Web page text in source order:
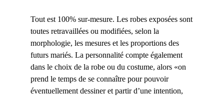
Tout est 100% sur-mesure. Les robes exposées sont
toutes retravaillées ou modifiées, selon la
morphologie, les mesures et les proportions des
futurs mariés. La personnalité compte également
dans le choix de la robe ou du costume, alors «on
prend le temps de se connaître pour pouvoir
éventuellement dessiner et partir d’une intention,